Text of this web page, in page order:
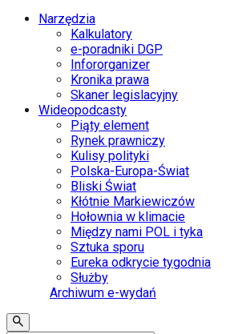
Narzędzia
Kalkulatory
e-poradniki DGP
Infororganizer
Kronika prawa
Skaner legislacyjny
Wideopodcasty
Piąty element
Rynek prawniczy
Kulisy polityki
Polska-Europa-Świat
Bliski Świat
Kłótnie Markiewiczów
Hołownia w klimacie
Między nami POL i tyka
Sztuka sporu
Eureka odkrycie tygodnia
Służby
Archiwum e-wydań